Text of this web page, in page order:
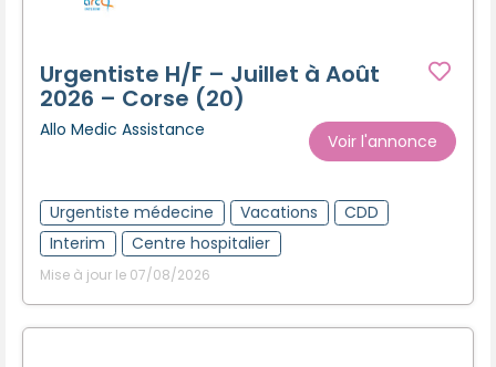
Urgentiste H/F – Juillet à Août
2026 – Corse (20)
Allo Medic Assistance
Voir l'annonce
Urgentiste médecine Vacations
CDD
Interim
Centre hospitalier
Mise à jour le 07/08/2026